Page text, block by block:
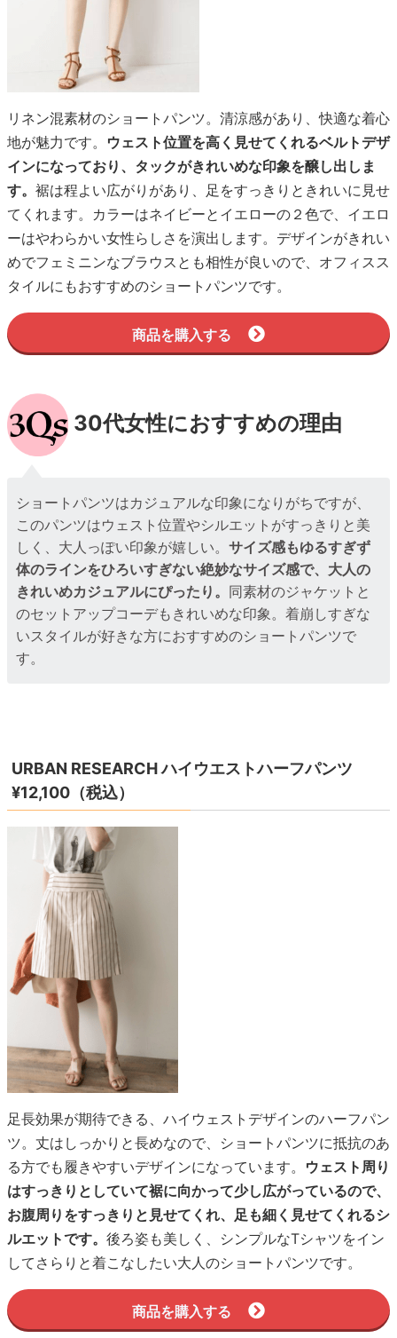
リネン混素材のショートパンツ。清涼感があり、快適な着心
地が魅力です。 ウェスト位置を高く見せてくれるベルトデザ
インになっており、タックがきれいめな印象を醸し出しま
す。 裾は程よい広がりがあり、足をすっきりときれいに見せ
てくれます。カラーはネイビーとイエローの２色で、イエロ
ーはやわらかい女性らしさを演出します。デザインがきれい
めでフェミニンなブラウスとも相性が良いので、オフィスス
タイルにもおすすめのショートパンツです。
商品を購入する
30代女性におすすめの理由
ショートパンツはカジュアルな印象になりがちですが、
このパンツはウェスト位置やシルエットがすっきりと美
しく、大人っぽい印象が嬉しい。サイズ感もゆるすぎず
体のラインをひろいすぎない絶妙なサイズ感で、大人の
きれいめカジュアルにぴったり。 同素材のジャケットと
のセットアップコーデもきれいめな印象。着崩しすぎな
いスタイルが好きな方におすすめのショートパンツで
す。
URBAN RESEARCH ハイウエストハーフパンツ
¥12,100（税込）
足長効果が期待できる、ハイウェストデザインのハーフパン
ツ。丈はしっかりと長めなので、ショートパンツに抵抗のあ
る方でも履きやすいデザインになっています。 ウェスト周り
はすっきりとしていて裾に向かって少し広がっているので、
お腹周りをすっきりと見せてくれ、足も細く見せてくれるシ
ルエットです。 後ろ姿も美しく、シンプルなTシャツをイン
してさらりと着こなしたい大人のショートパンツです。
商品を購入する